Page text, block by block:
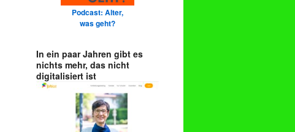
Podcast: Alter,
was geht?
In ein paar Jahren gibt es
nichts mehr, das nicht
digitalisiert ist